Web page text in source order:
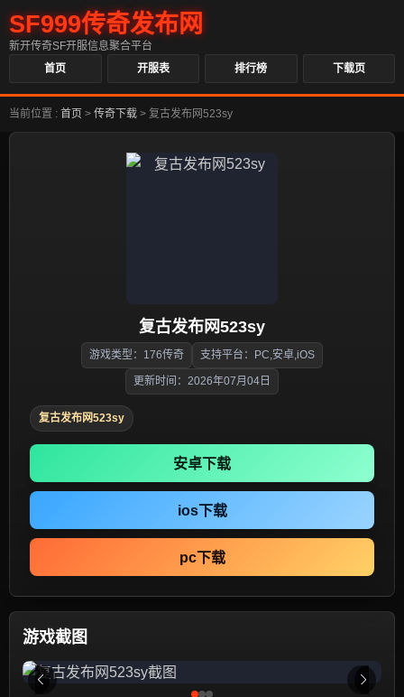
SF999传奇发布网
新开传奇SF开服信息聚合平台
首页
开服表 排行榜 下载页
当前位置 : 首页 > 传奇下载 > 复古发布网523sy
复古发布网523sy
游戏类型：176传奇 支持平台：PC,安卓,iOS
更新时间：2026年07月04日
复古发布网523sy
安卓下载
ios下载
pc下载
游戏截图